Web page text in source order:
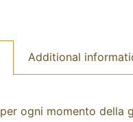
Additional
ogni momento della